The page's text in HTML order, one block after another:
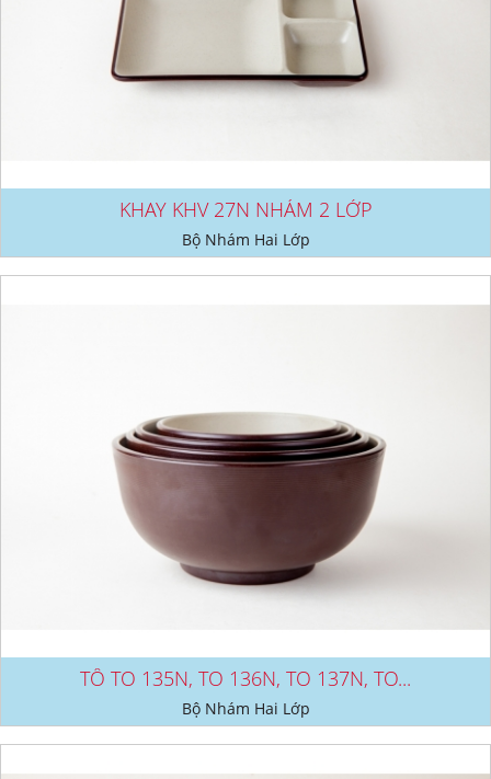
KHAY KHV 27N NHÁM 2 LỚP
Bộ Nhám Hai Lớp
TÔ TO 135N, TO 136N, TO 137N, TO...
Bộ Nhám Hai Lớp